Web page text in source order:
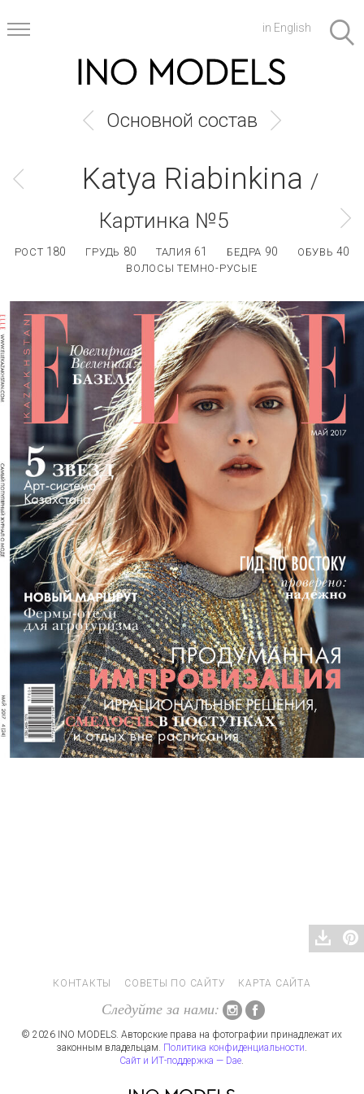
in English
Основной состав
Katya Riabinkina /
Картинка №5
РОСТ 180 ГРУДЬ 80 ТАЛИЯ 61 БЕДРА 90 ОБУВЬ40
ВОЛОСЫ ТЕМНО-РУСЫЕ
КОНТАКТЫ СОВЕТЫ ПО САЙТУ КАРТА САЙТА
Следуйте за нами:
© 2026 INO MODELS. Авторские права на фотографии принадлежат их
законным владельцам. Политика конфиденциальности.
Сайт и ИТ-поддержка — Dae.